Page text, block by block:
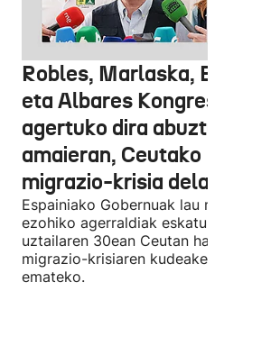
Robles, Marlaska, Bolaños
eta Albares Kongresuan
agertuko dira abuztuaren
amaieran, Ceutako
migrazio-krisia dela eta
Espainiako Gobernuak lau ministroen
ezohiko agerraldiak eskatu ditu,
uztailaren 30ean Ceutan hasitako
migrazio-krisiaren kudeaketaren berri
emateko.